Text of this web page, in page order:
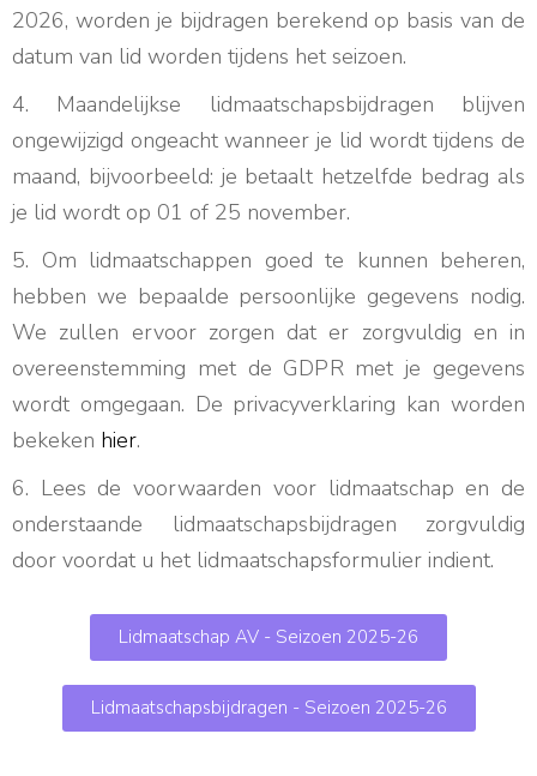
2026, worden je bijdragen berekend op basis van de
datum van lid worden tijdens het seizoen.
4. Maandelijkse lidmaatschapsbijdragen blijven
ongewijzigd ongeacht wanneer je lid wordt tijdens de
maand, bijvoorbeeld: je betaalt hetzelfde bedrag als
je lid wordt op 01 of 25 november.
5. Om lidmaatschappen goed te kunnen beheren,
hebben we bepaalde persoonlijke gegevens nodig.
We zullen ervoor zorgen dat er zorgvuldig en in
overeenstemming met de GDPR met je gegevens
wordt omgegaan. De privacyverklaring kan worden
bekeken hier.
6. Lees de voorwaarden voor lidmaatschap en de
onderstaande lidmaatschapsbijdragen zorgvuldig
door voordat u het lidmaatschapsformulier indient.
Lidmaatschap AV - Seizoen 2025-26
Lidmaatschapsbijdragen - Seizoen 2025-26